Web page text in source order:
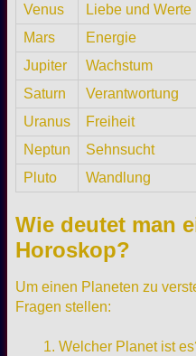
Venus
Liebe und Werte
Mars
Energie
Jupiter
Wachstum
Saturn
Verantwortung
Uranus
Freiheit
Neptun
Sehnsucht
Pluto
Wandlung
Wie deutet man
Horoskop?
Um einen Planeten zu
Fragen stellen:
Welcher Planet ist